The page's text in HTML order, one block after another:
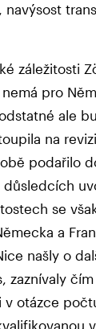
záležitosti
pro
ale
na
podařilo
se
a
našly o
zaznívaly čím
v otázce